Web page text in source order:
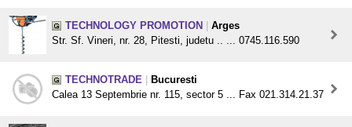
TECHNOLOGY PROMOTION
Arges
Str. Sf. Vineri, nr. 28, Pitesti, judetu .. ... 0745.116.590
TECHNOTRADE
Bucuresti
Calea 13 Septembrie nr. 115, sector 5 ... Fax 021.314.21.37